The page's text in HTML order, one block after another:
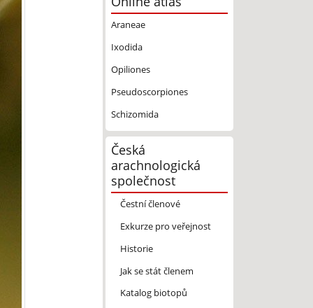
Araneae
Ixodida
Opiliones
Pseudoscorpiones
Schizomida
Česká
arachnologická
společnost
Čestní členové
Exkurze pro veřejnost
Historie
Jak se stát členem
Katalog biotopů